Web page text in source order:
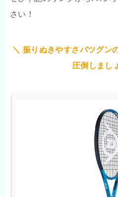
さい！
＼ 振りぬきやすさバツグン
圧倒しまし